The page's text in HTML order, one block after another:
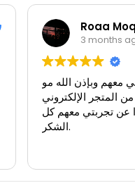
Roaa
3 months
معهم وبإذن الله مو
المتجر الإلكتروني
عن تجربتي معهم كل
الشكر.